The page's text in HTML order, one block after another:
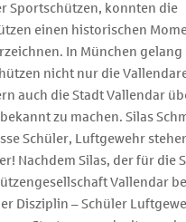
Sportschützen, konnten die
einen historischen
In München gelang
nicht nur die
auch die Stadt Vallendar
zu machen. Silas
Schüler, Luftgewehr
Nachdem Silas, der für die
Vallendar
Disziplin – Schüler